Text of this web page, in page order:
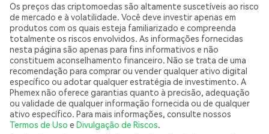
Os preços das criptomoedas são altamente suscetíveis ao risco
de mercado e à volatilidade. Você deve investir apenas em
produtos com os quais esteja familiarizado e compreenda
totalmente os riscos envolvidos. As informações fornecidas
nesta página são apenas para fins informativos e não
constituem aconselhamento financeiro. Não se trata de uma
recomendação para comprar ou vender qualquer ativo digital
específico ou adotar qualquer estratégia de investimento. A
Phemex não oferece garantias quanto à precisão, adequação
ou validade de qualquer informação fornecida ou de qualquer
ativo específico. Para mais informações, consulte nossos
Termos de Uso e Divulgação de Riscos.